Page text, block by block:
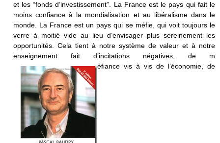
et les “fonds d’investissement”. La France est le pays qui fait le
moins confiance à la mondialisation et au libéralisme dans le
monde. La France est un pays qui se méfie, qui voit toujours le
verre à moitié vide au lieu d’envisager plus sereinement les
opportunités. Cela tient à notre système de valeur et à notre
enseignement fait d’incitations négatives, de m
éfiance vis à vis de l’économie, de